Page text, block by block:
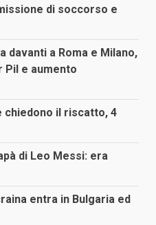
di soccorso e
davanti a Roma e Milano,
Pil e aumento
chiedono il riscatto, 4
di Leo Messi: era
entra in Bulgaria ed